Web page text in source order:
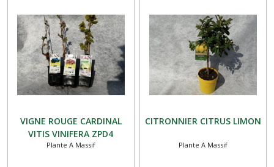
VIGNE ROUGE CARDINAL
VITIS VINIFERA ZPD4
Plante A Massif
CITRONNIER CITRUS LIMON
Plante A Massif